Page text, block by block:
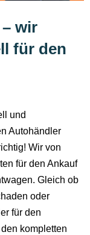
wir
für den
und
Autohändler
Wir von
für den Ankauf
Gleich ob
oder
für den
kompletten